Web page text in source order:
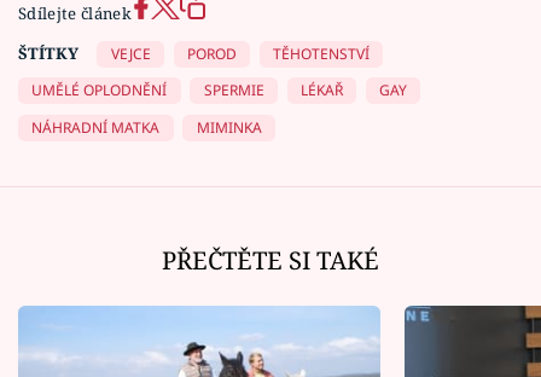
Sdílejte článek
ŠTÍTKY
VEJCE POROD
TĚHOTENSTVÍ
UMĚLÉ OPLODNĚNÍ
SPERMIE LÉKAŘ
GAY
NÁHRADNÍ MATKA
MIMINKA
PŘEČTĚTE SI TAKÉ